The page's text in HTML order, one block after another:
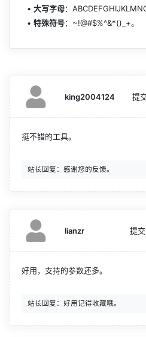
大写字母：
特殊符号：~!@#$%^&*()_+。
king2004124 提
挺不错的工具。
lianzr 提交
好用，支持的参数还多。